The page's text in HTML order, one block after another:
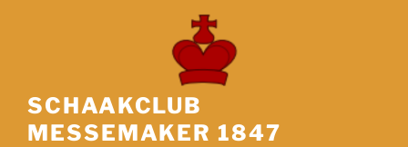
SCHAAKCLUB
MESSEMAKER 1847